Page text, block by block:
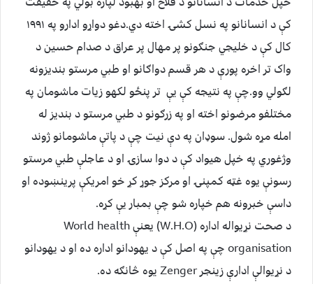
کال کې د خلیجي جنګونو پر مهال پر عراق د صدام حسین د
واک تر اخره پورې د هر قسم دواګانو او طبي مرستو بندیزونه
لګولي وو.چې په نتیجه کې یې تر پنځو لکهو زیات ماشومان په
مختلفو مرضونو اخته او په زرګونو د طبي مرستو د بندیز له
امله مړه شول. سوډان په دې نیت چې د پاتې ماشومانو ژوند
وژغوري په خپل هیواد کې د دوا سازۍ او د عاجلې طبي مرستو
رسونې یوه غټه کمپنۍ او مرکز جوړ کړ خو امریکې پرینښوده او
داسې خبرونه هم خپاره شو چې بمبار یې کړه.
د صحت نړیواله اداره (W.H.O) یعنې World health
organisation چې په اصل کې د یهودانو اداره ده او د یهودانو
د نړیوالې ادارې زینجر Zenger یوه څانګه ده.